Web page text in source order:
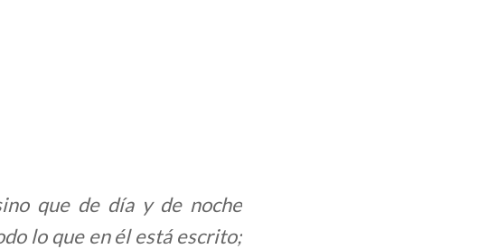
que de día y de noche
lo que en él está escrito;